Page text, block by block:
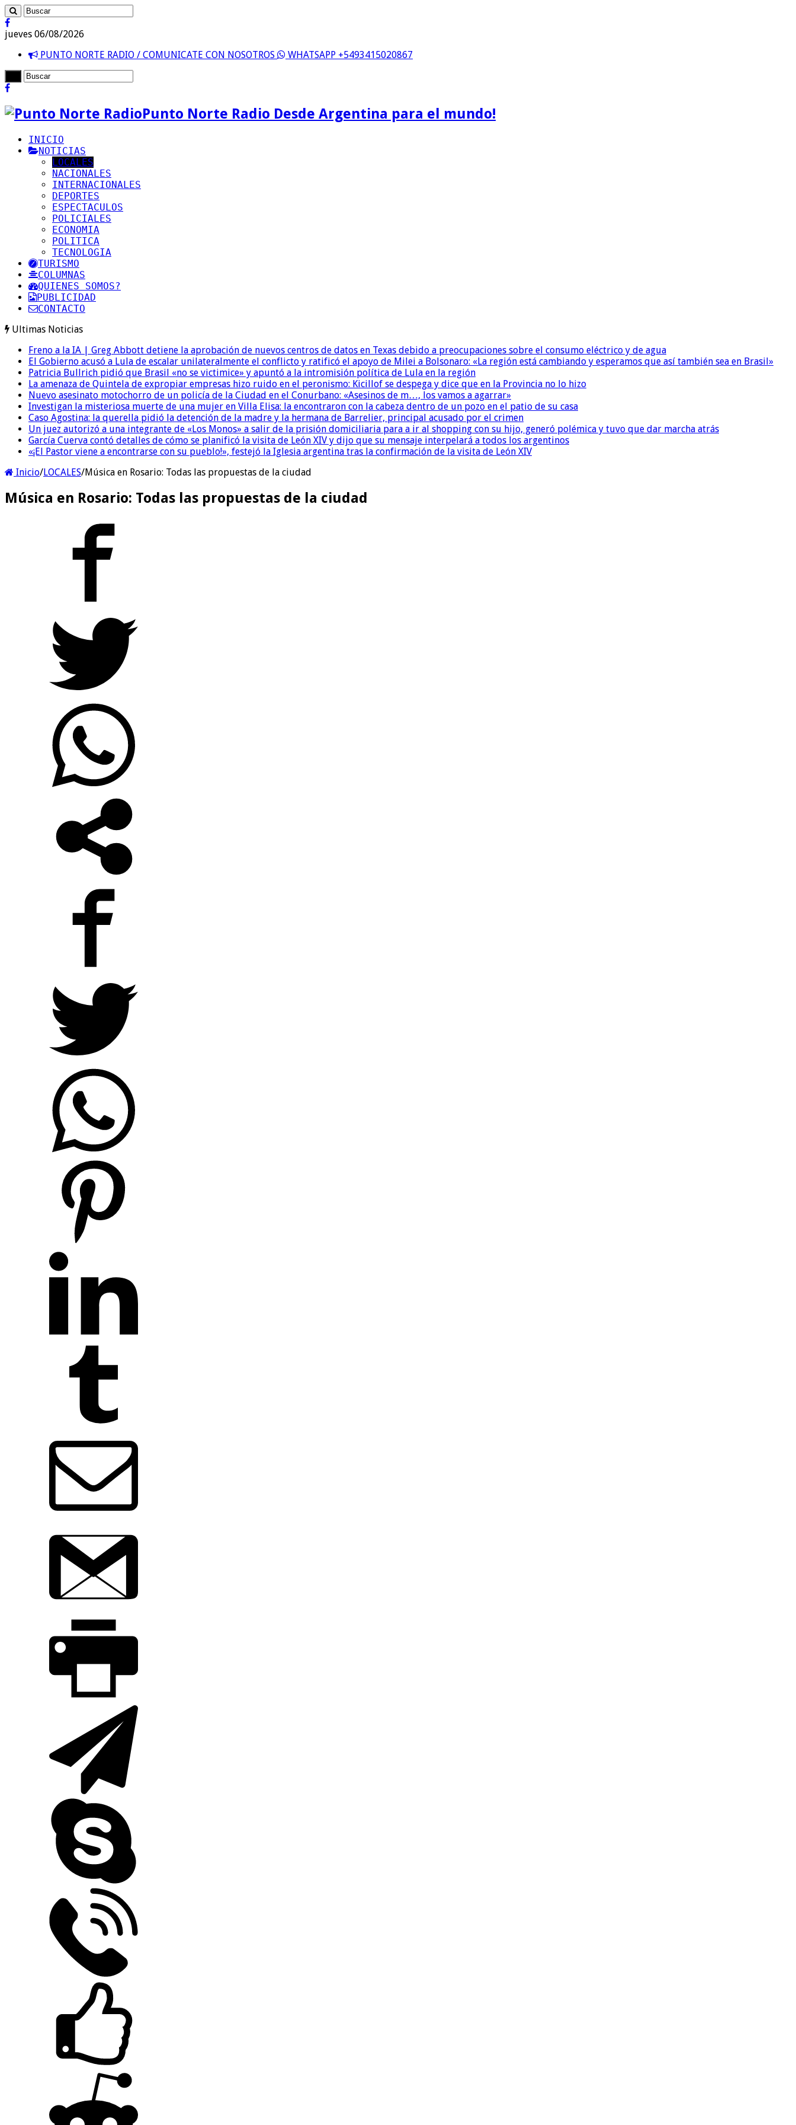
jueves 06/08/2026
PUNTO NORTE RADIO / COMUNICATE CON NOSOTROS
WHATSAPP +5493415020867
Punto Norte Radio Desde Argentina para el mundo!
INICIO
NOTICIAS
LOCALES
NACIONALES
INTERNACIONALES
DEPORTES
ESPECTACULOS
POLICIALES
ECONOMIA
POLITICA
TECNOLOGIA
TURISMO
COLUMNAS
QUIENES SOMOS?
PUBLICIDAD
CONTACTO
Ultimas Noticias
Freno a la IA | Greg Abbott detiene la aprobación de nuevos centros de datos en Texas debido a preocupaciones sobre el consumo eléctrico y de agua
El Gobierno acusó a Lula de escalar unilateralmente el conflicto y ratificó el apoyo de Milei a Bolsonaro: «La región está cambiando y esperamos que así también sea en Brasil»
Patricia Bullrich pidió que Brasil «no se victimice» y apuntó a la intromisión política de Lula en la región
La amenaza de Quintela de expropiar empresas hizo ruido en el peronismo: Kicillof se despega y dice que en la Provincia no lo hizo
Nuevo asesinato motochorro de un policía de la Ciudad en el Conurbano: «Asesinos de m…, los vamos a agarrar»
Investigan la misteriosa muerte de una mujer en Villa Elisa: la encontraron con la cabeza dentro de un pozo en el patio de su casa
Caso Agostina: la querella pidió la detención de la madre y la hermana de Barrelier, principal acusado por el crimen
Un juez autorizó a una integrante de «Los Monos» a salir de la prisión domiciliaria para a ir al shopping con su hijo, generó polémica y tuvo que dar marcha atrás
García Cuerva contó detalles de cómo se planificó la visita de León XIV y dijo que su mensaje interpelará a todos los argentinos
«¡El Pastor viene a encontrarse con su pueblo!», festejó la Iglesia argentina tras la confirmación de la visita de León XIV
Inicio/LOCALES/Música en Rosario: Todas las propuestas de la ciudad
Música en Rosario: Todas las propuestas de la ciudad